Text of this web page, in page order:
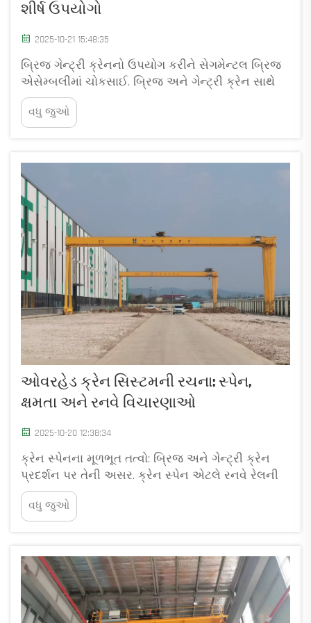
શીર્ષ ઉપયોગો
2025-10-21 15:48:35
બ્રિજ ગેન્ટ્રી ક્રેનનો ઉપયોગ કરીને સેગમેન્ટલ બ્રિજ
એસેમ્બલીમાં ચોકસાઈ. બ્રિજ અને ગેન્ટ્રી ક્રેન સાથે
સેગમેન્ટલ બ્રિજ કામગીરીનો ઉદય. આધુનિક બ્રિજ
અને ગેન્ટ્રી ક્રેને સેગમેન્ટલ બ્રિજ કામગીરીમાં ક્રાંતિ
લાવી છે, 2,... ની એસેમ્બલી કરવાની મંજૂરી આપી છે.
વધુ જુઓ
ઓવરહેડ ક્રેન સિસ્ટમની રચના: સ્પેન,
ક્ષમતા અને રનવે વિચારણાઓ
2025-10-20 12:38:34
ક્રેન સ્પેનના મૂળભૂત તત્વો: બ્રિજ અને ગેન્ટ્રી ક્રેન
પ્રદર્શન પર તેની અસર. ક્રેન સ્પેન એટલે રનવે રેલની
સેન્ટરલાઇન વચ્ચેનું આડું અંતર, જે આપણને મૂળભૂત
રીતે બ્રિજની લંબાઈ નક્કી કરવામાં મદદ કરે છે. ક્રેન
સ્પેન એ કેટલી દૂર ...
વધુ જુઓ